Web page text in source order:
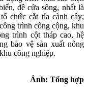
đê cửa sông, nhất là
chức cắt tỉa cành cây;
trình công cộng, khu
trình cột tháp cao, hệ
bảo vệ sản xuất nông
công nghiệp.
Ảnh: Tổng hợp